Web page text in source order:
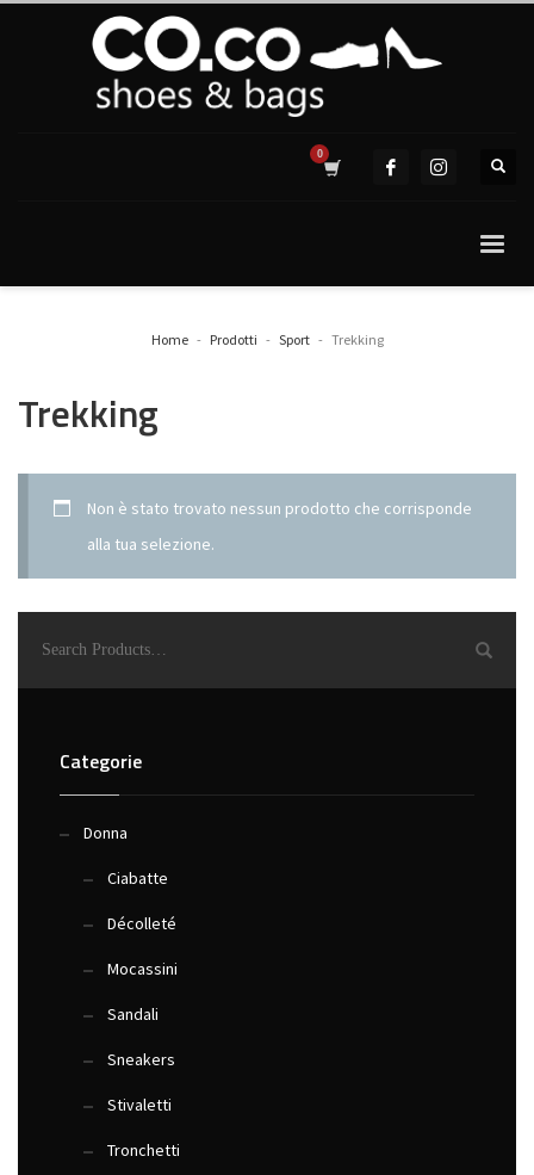
Home Prodotti Sport Trekking
Trekking
Non è stato trovato nessun prodotto che corrisponde
alla tua selezione.
Categorie
Donna
Ciabatte
Décolleté
Mocassini
Sandali
Sneakers
Stivaletti
Tronchetti